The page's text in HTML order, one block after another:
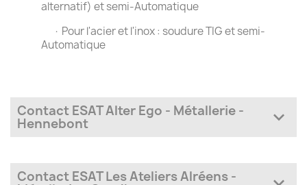
alternatif) et semi-Automatique
· Pour l'acier et l'inox : soudure TIG et semi-
Automatique
Contact ESAT Alter Ego - Métallerie -
Hennebont expand_more
2 Rue Denis Papin - Zone de Kerandré
Contact ESAT Les Ateliers Alréens -